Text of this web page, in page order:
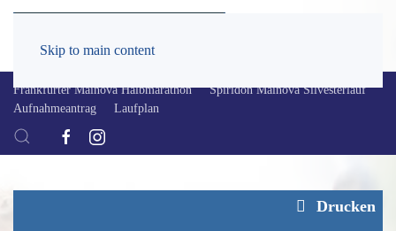
Skip to main content
Frankfurter Mainova Halbmarathon
Spiridon Mainova Silvesterlauf
Aufnahmeantrag
Laufplan
Drucken